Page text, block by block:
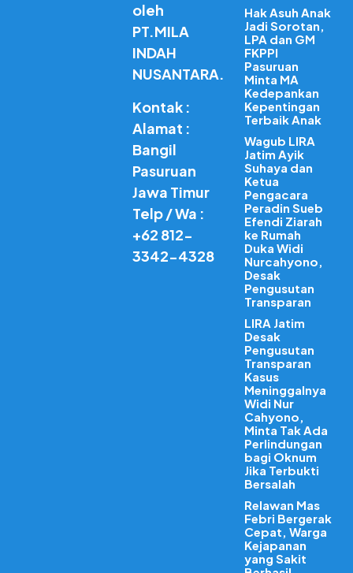
oleh
PT.MILA
INDAH
NUSANTARA.
Kontak :
Alamat :
Bangil
Pasuruan
Jawa Timur
Telp / Wa :
+62 812-
3342-4328
Hak Asuh Anak
Jadi Sorotan,
LPA dan GM
FKPPI
Pasuruan
Minta MA
Kedepankan
Kepentingan
Terbaik Anak
Wagub LIRA
Jatim Ayik
Suhaya dan
Ketua
Pengacara
Peradin Sueb
Efendi Ziarah
ke Rumah
Duka Widi
Nurcahyono,
Desak
Pengusutan
Transparan
LIRA Jatim
Desak
Pengusutan
Transparan
Kasus
Meninggalnya
Widi Nur
Cahyono,
Minta Tak Ada
Perlindungan
bagi Oknum
Jika Terbukti
Bersalah
Relawan Mas
Febri Bergerak
Cepat, Warga
Kejapanan
yang Sakit